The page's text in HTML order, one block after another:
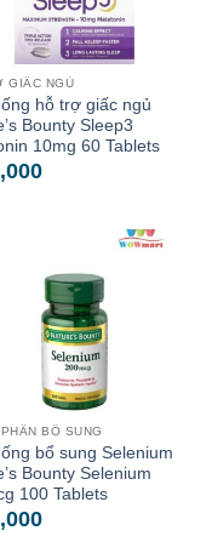
GIẤC NGỦ
hỗ trợ giấc ngủ
Bounty Sleep3
10mg 60 Tablets
BỔ SUNG
bổ sung Selenium
Bounty Selenium
100 Tablets